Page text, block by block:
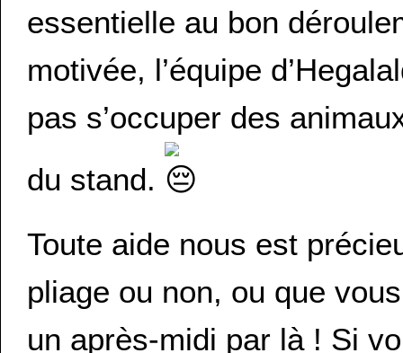
essentielle au bon
motivée, l’équipe
pas s’occuper des
du stand.
Toute aide nous est
pliage ou non, ou que
un après-midi par là ! Si